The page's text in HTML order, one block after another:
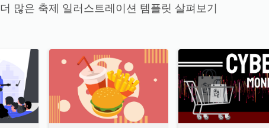
더 많은 축제 일러스트레이션 템플릿 살펴보기